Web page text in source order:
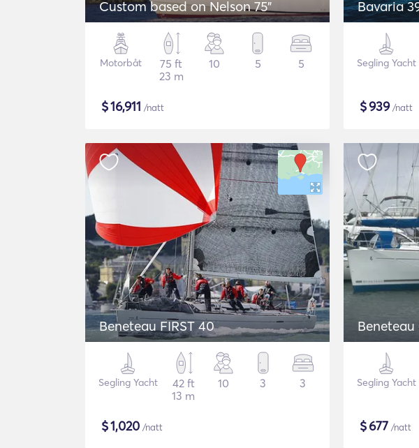
Custom based on Nelson 75"
Motorbåt
75 ft
23 m
10 5 5
$16,911 /natt
Bavaria
Segling Yacht
$939/natt
Beneteau FIRST 40
Segling Yacht
42 ft
13 m
10 3 3
$1,020 /natt
Beneteau
Segling Yacht
$677 /natt